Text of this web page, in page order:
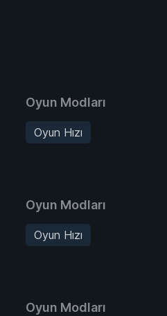
Oyun Modları
Oyun Hızı
Oyun Modları
Oyun Hızı
Oyun Modları